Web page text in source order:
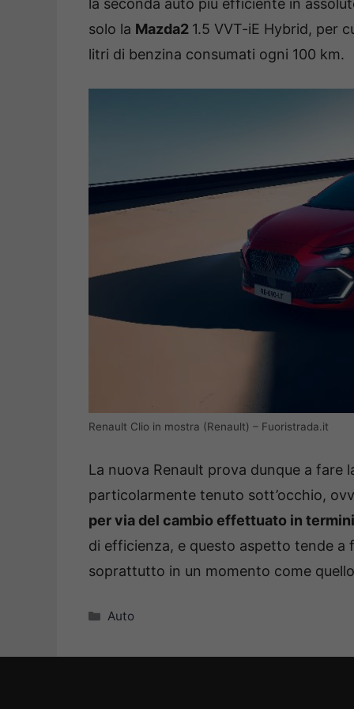
solo la Mazda2 1.5 VVT-iE Hybrid, per
litri di benzina consumati ogni 100 km.
Renault Clio in mostra (Renault) – Fuoristrada.it
La nuova Renault prova dunque a
particolarmente tenuto sott’occhio,
per via del cambio effettuato in
di efficienza, e questo aspetto tende a
soprattutto in un momento come
Categorie
Auto